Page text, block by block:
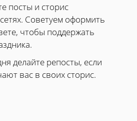
посты и сторис
Советуем оформить
чтобы поддержать
делайте репосты, если
вас в своих сторис.